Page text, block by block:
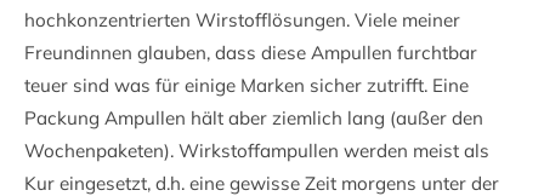
hochkonzentrierten Wirstofflösungen. Viele meiner
Freundinnen glauben, dass diese Ampullen furchtbar
teuer sind was für einige Marken sicher zutrifft. Eine
Packung Ampullen hält aber ziemlich lang (außer den
Wochenpaketen). Wirkstoffampullen werden meist als
Kur eingesetzt, d.h. eine gewisse Zeit morgens unter der